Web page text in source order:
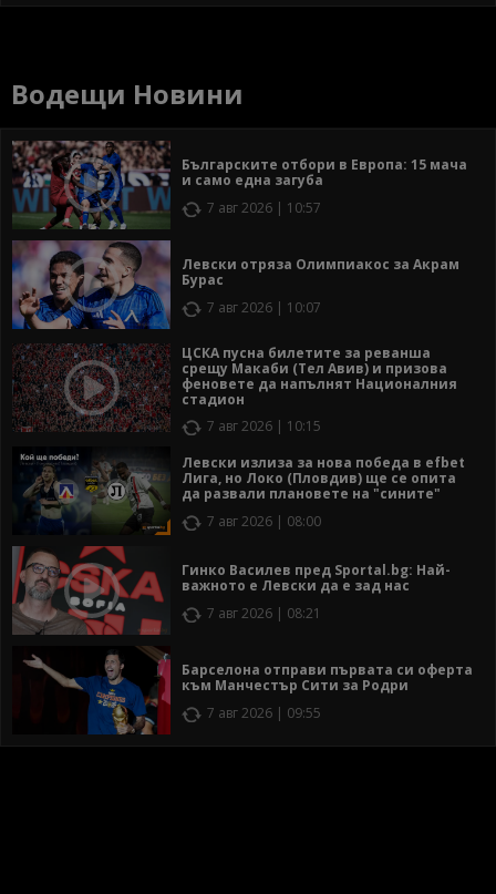
Водещи Новини
Българските отбори в Европа: 15 мача
и само една загуба
7 авг 2026 | 10:57
Левски отряза Олимпиакос за Акрам
Бурас
7 авг 2026 | 10:07
ЦСКА пусна билетите за реванша
срещу Макаби (Тел Авив) и призова
феновете да напълнят Националния
стадион
7 авг 2026 | 10:15
Левски излиза за нова победа в efbet
Лига, но Локо (Пловдив) ще се опита
да развали плановете на "сините"
7 авг 2026 | 08:00
Гинко Василев пред Sportal.bg: Най-
важното е Левски да е зад нас
7 авг 2026 | 08:21
Барселона отправи първата си оферта
към Манчестър Сити за Родри
7 авг 2026 | 09:55